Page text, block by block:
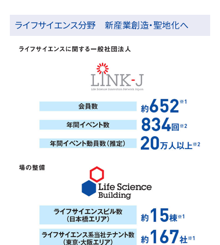
ライフサイエンス分野 新産業創造・聖地化へ